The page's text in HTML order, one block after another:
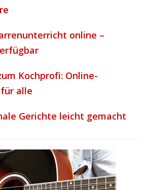
online –
Kochprofi: Online-
alle
Gerichte leicht gemacht